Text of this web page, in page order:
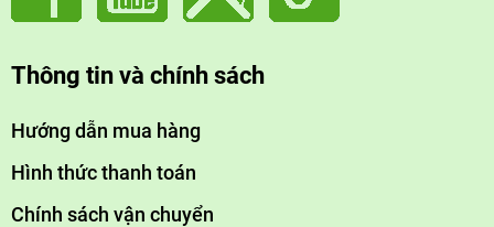
Thông tin và chính sách
Hướng dẫn mua hàng
Hình thức thanh toán
Chính sách vận chuyển